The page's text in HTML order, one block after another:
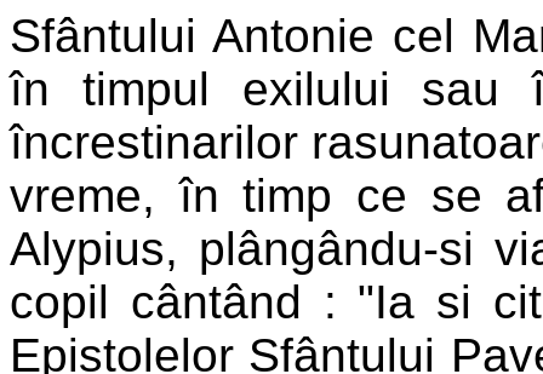
Sfântului Antonie cel
în timpul exilului sau
încrestinarilor
vreme, în timp ce se
Alypius, plângându-si
copil cântând : "Ia si
Epistolelor Sfântului